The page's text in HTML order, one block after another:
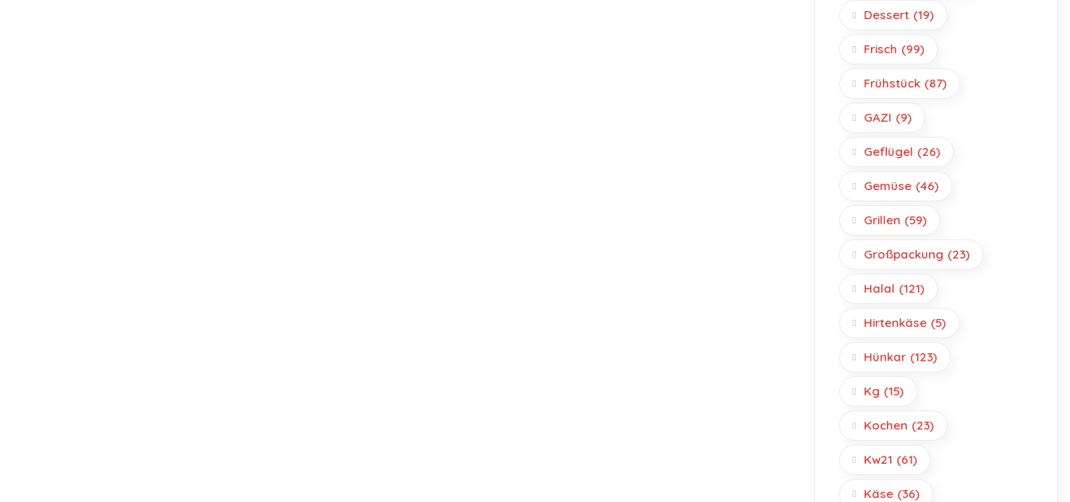
Dessert (19)
Frisch (99)
Frühstück (87)
GAZI (9)
Geflügel (26)
Gemüse (46)
Grillen (59)
Großpackung (23)
Halal (121)
Hirtenkäse (5)
Hünkar (123)
Kg (15)
Kochen (23)
Kw21 (61)
Käse (36)